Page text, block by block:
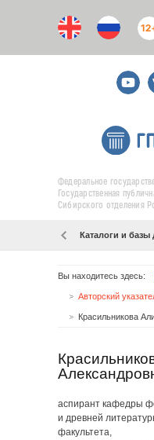
12+
Youtube
Федеральное
Государственная
Сибирского отделения
Каталоги и базы
Вы находитесь здесь:
Авторский
Красильникова
аспирант кафедры
и древней
факультета,